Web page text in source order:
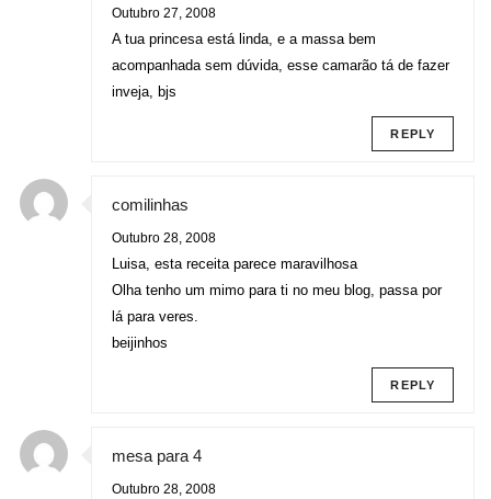
Outubro 27, 2008
A tua princesa está linda, e a massa bem
acompanhada sem dúvida, esse camarão tá de fazer
inveja, bjs
REPLY
comilinhas
Outubro 28, 2008
Luisa, esta receita parece maravilhosa
Olha tenho um mimo para ti no meu blog, passa por
lá para veres.
beijinhos
REPLY
mesa para 4
Outubro 28, 2008